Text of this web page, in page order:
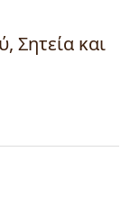
Σητεία και